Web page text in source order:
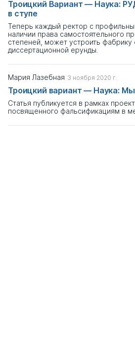
Троицкий Вариант — Наука:
в ступе
Теперь каждый ректор с
наличии права самостоятельного
степеней, может устроить фабрику
диссертационной ерунды.
Мария Лазебная 3 ноября 2020 г.
Троицкий вариант — Наука:
Статья публикуется в рамках
посвященного фальсификациям в